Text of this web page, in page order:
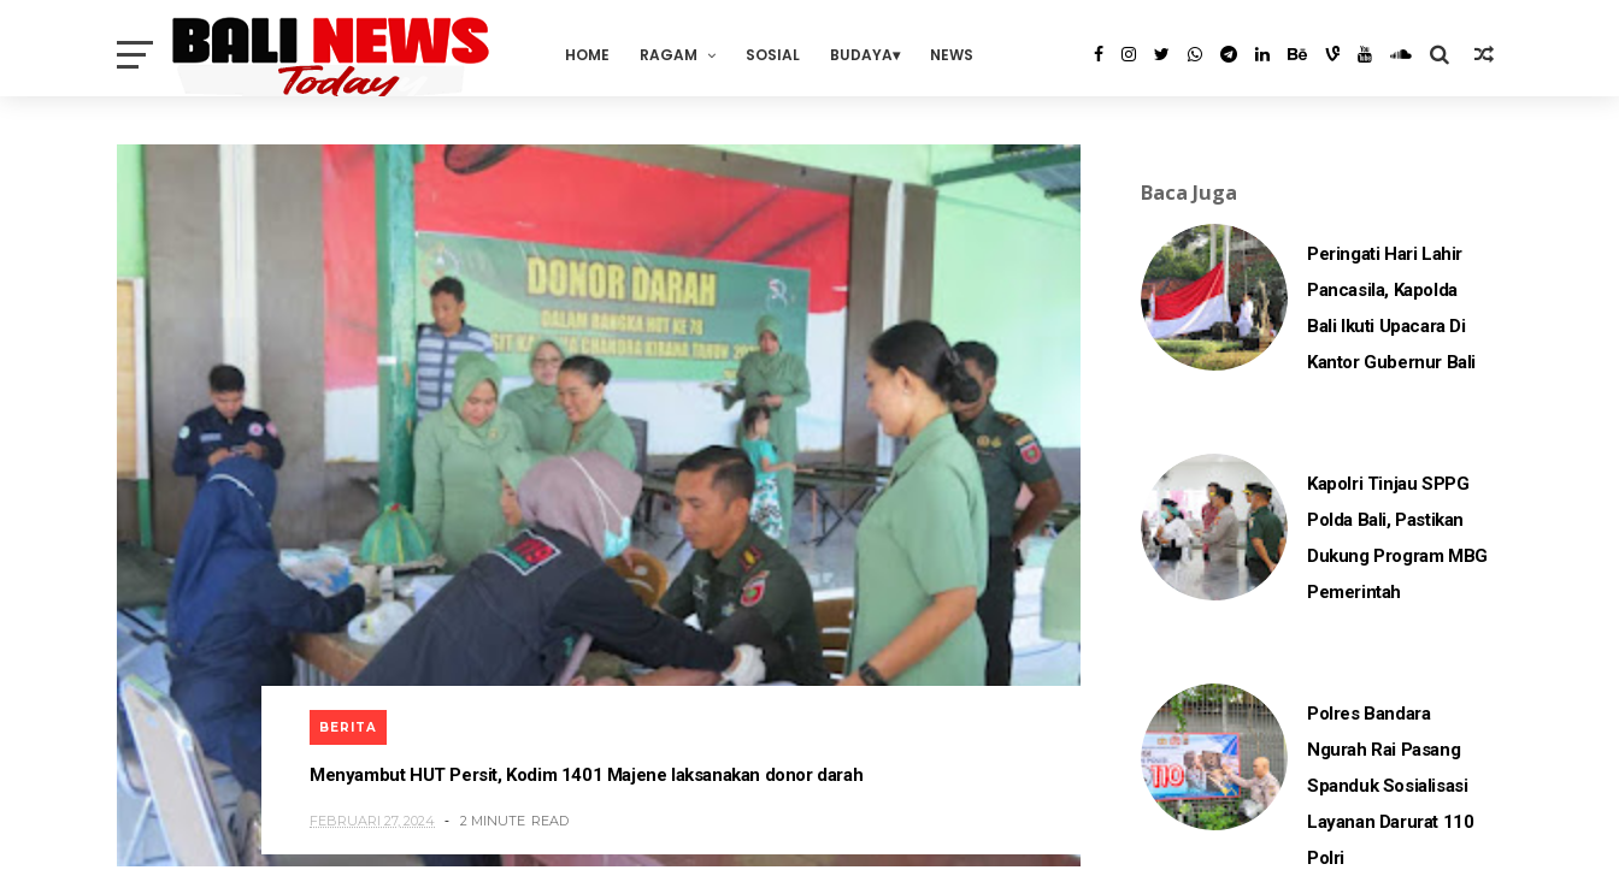
HOME RAGAM SOSIAL BUDAYA NEWS
BERITA
Menyambut HUT Persit, Kodim 1401 Majene laksanakan donor darah
FEBRUARI 27, 2024 2 MINUTE READ
Baca Juga
Peringati Hari Lahir
Pancasila, Kapolda
Bali Ikuti Upacara Di
Kantor Gubernur Bali
Kapolri Tinjau SPPG
Polda Bali, Pastikan
Dukung Program MBG
Pemerintah
Polres Bandara
Ngurah Rai Pasang
Spanduk Sosialisasi
Layanan Darurat 110
Polri